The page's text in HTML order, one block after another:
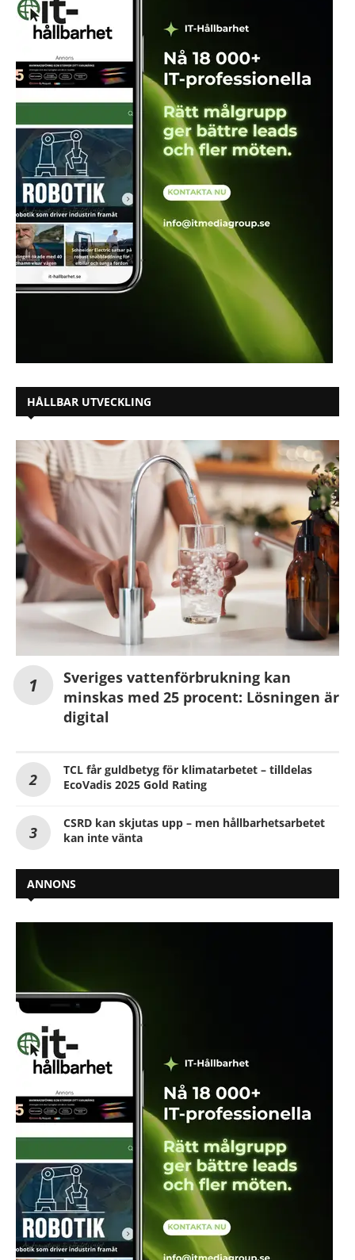
HÅLLBAR UTVECKLING
Sveriges vattenförbrukning kan
minskas med 25 procent: Lösningen är
digital
TCL får guldbetyg för klimatarbetet – tilldelas
EcoVadis 2025 Gold Rating
CSRD kan skjutas upp – men hållbarhetsarbetet
kan inte vänta
ANNONS